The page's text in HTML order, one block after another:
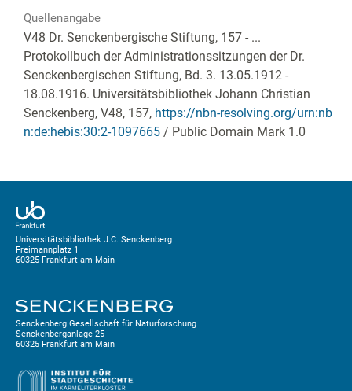
Quellenangabe
V48 Dr. Senckenbergische Stiftung, 157 - ...
Protokollbuch der Administrationssitzungen der Dr.
Senckenbergischen Stiftung, Bd. 3. 13.05.1912 -
18.08.1916. Universitätsbibliothek Johann Christian
Senckenberg, V48, 157, https://nbn-resolving.org/urn:nb
n:de:hebis:30:2-1097665 / Public Domain Mark 1.0
Universitätsbibliothek J.C. Senckenberg
Freimannplatz 1
60325 Frankfurt am Main
Senckenberg Gesellschaft für Naturforschung
Senckenberganlage 25
60325 Frankfurt am Main